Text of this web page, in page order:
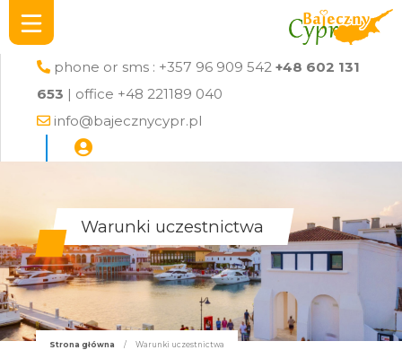
phone or sms : +357 96 909 542 +48 602 131
653 | office +48 221189 040
info@bajecznycypr.pl
Warunki uczestnictwa
Strona główna / Warunki uczestnictwa